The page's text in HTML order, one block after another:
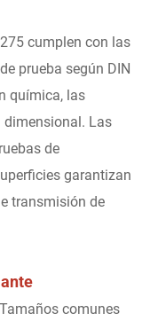
cumplen con las
prueba según DIN
química, las
dimensional. Las
de
garantizan
transmisión de
Tamaños comunes